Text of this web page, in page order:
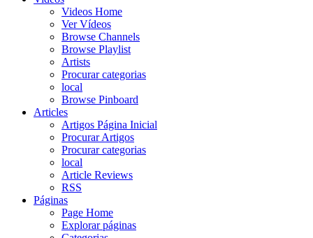
Videos Home
Ver Vídeos
Browse Channels
Browse Playlist
Artists
Procurar categorias
local
Browse Pinboard
Articles
Artigos Página Inicial
Procurar Artigos
Procurar categorias
local
Article Reviews
RSS
Páginas
Page Home
Explorar páginas